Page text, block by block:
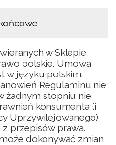
w Sklepie
polskie. Umowa
w języku polskim.
Regulaminu nie
żadnym stopniu nie
konsumenta (i
Uprzywilejowanego)
przepisów prawa.
dokonywać zmian